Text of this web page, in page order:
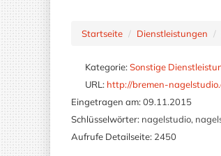
Startseite Dienstleistungen
Kategorie: Sonstige
URL: http://bremen-
Eingetragen am: 09.11.2015
Schlüsselwörter: nagelstudio,
Aufrufe Detailseite: 2450